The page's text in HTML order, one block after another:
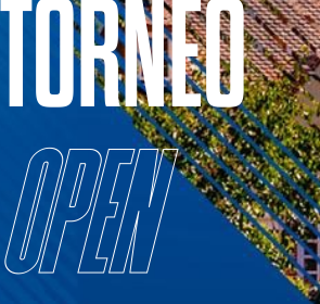
NOTICIAS
MULTIMEDIA
SCOREBOARD
STREAMING
TORNEO
Open